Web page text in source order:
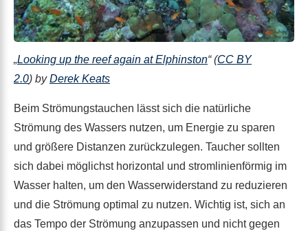
„Looking up the reef again at Elphinston“ (CC BY
2.0) byDerek Keats
Beim Strömungstauchen lässt sich die natürliche
Strömung des Wassers nutzen, um Energie zu sparen
und größere Distanzen zurückzulegen. Taucher sollten
sich dabei möglichst horizontal und stromlinienförmig im
Wasser halten, um den Wasserwiderstand zu reduzieren
und die Strömung optimal zu nutzen. Wichtig ist, sich an
das Tempo der Strömung anzupassen und nicht gegen